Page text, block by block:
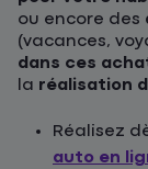
ou encore des
(vacances,
dans ces
la réalisation
Réalisez
auto en